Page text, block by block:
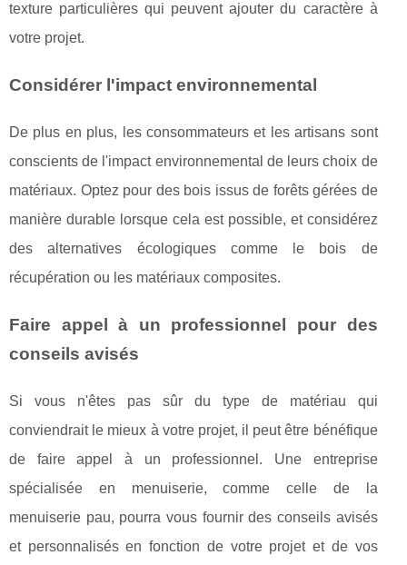
texture particulières qui peuvent ajouter du caractère à
votre projet.
Considérer l'impact environnemental
De plus en plus, les consommateurs et les artisans sont
conscients de l'impact environnemental de leurs choix de
matériaux. Optez pour des bois issus de forêts gérées de
manière durable lorsque cela est possible, et considérez
des alternatives écologiques comme le bois de
récupération ou les matériaux composites.
Faire appel à un professionnel pour des
conseils avisés
Si vous n'êtes pas sûr du type de matériau qui
conviendrait le mieux à votre projet, il peut être bénéfique
de faire appel à un professionnel. Une entreprise
spécialisée en menuiserie, comme celle de la
menuiserie pau, pourra vous fournir des conseils avisés
et personnalisés en fonction de votre projet et de vos